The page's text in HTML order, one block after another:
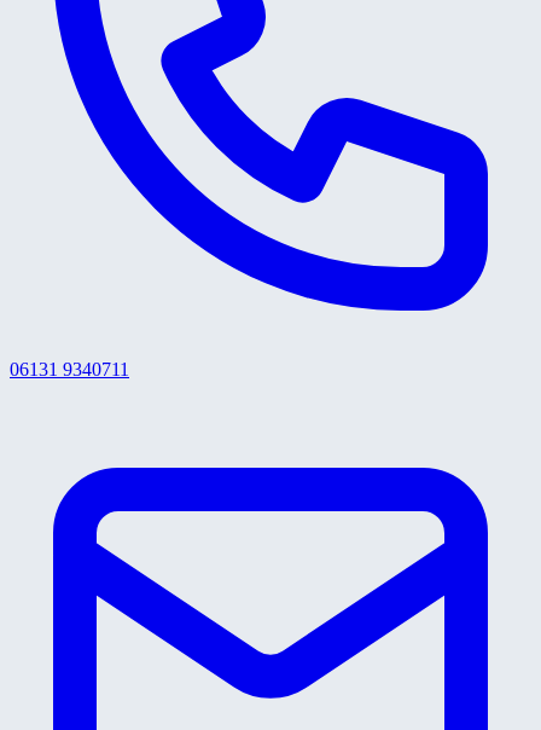
06131 9340711